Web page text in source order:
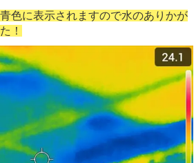
色に表示されますので水のありかが
！